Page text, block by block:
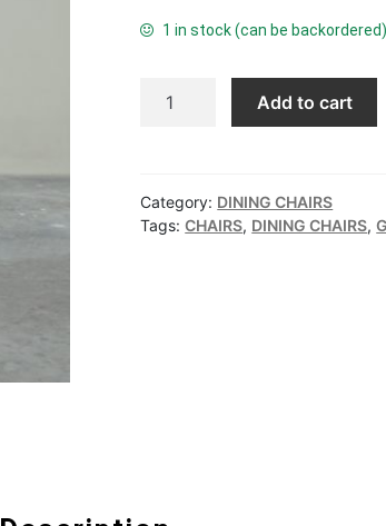
1 in stock (can be backordered)
CP-19 / GRUN CHAIR quantity
Add to cart
Category: DINING CHAIRS
Tags:CHAIRS, DINING CHAIRS,